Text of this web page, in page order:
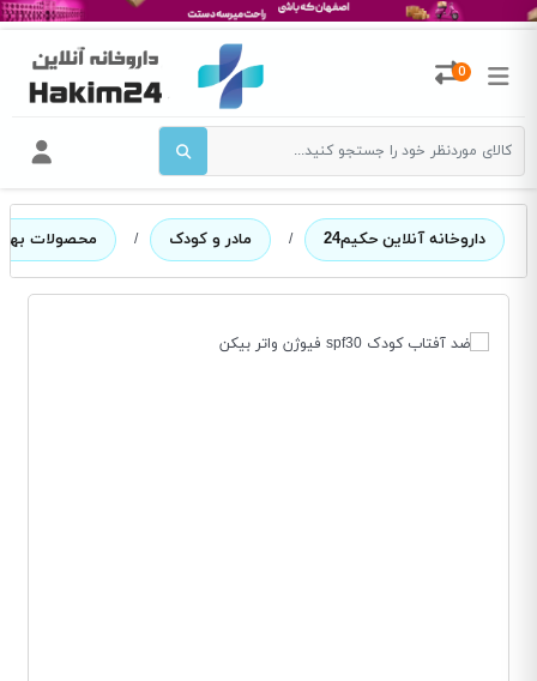
0
داروخانه آنلاین حکیم24 / مادر و کودک / محصولات